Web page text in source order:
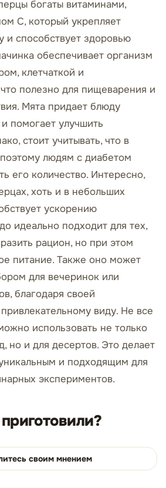
богаты витаминами,
С, который укрепляет
и способствует здоровью
обеспечивает организм
клетчаткой и
полезно для пищеварения и
Мята придает блюду
помогает улучшить
стоит учитывать, что в
людям с диабетом
его количество. Интересно,
хоть и в небольших
ускорению
идеально подходит для тех,
рацион, но при этом
питание. Также оно может
для вечеринок или
благодаря своей
виду. Не все
использовать не только
но и для десертов. Это делает
и подходящим для
экспериментов.
своим мнением